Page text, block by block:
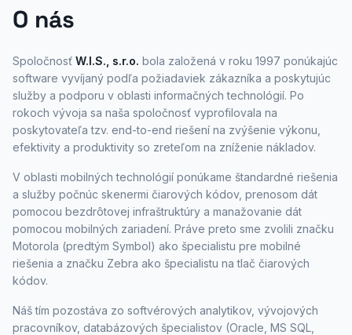
O nás
Spoločnosť W.I.S., s.r.o. bola založená v roku 1997 ponúkajúc
software vyvíjaný podľa požiadaviek zákazníka a poskytujúc
služby a podporu v oblasti informačných technológií. Po
rokoch vývoja sa naša spoločnosť vyprofilovala na
poskytovateľa tzv. end-to-end riešení na zvýšenie výkonu,
efektivity a produktivity so zreteľom na zníženie nákladov.
V oblasti mobilných technológií ponúkame štandardné riešenia
a služby počnúc skenermi čiarových kódov, prenosom dát
pomocou bezdrôtovej infraštruktúry a manažovanie dát
pomocou mobilných zariadení. Práve preto sme zvolili značku
Motorola (predtým Symbol) ako špecialistu pre mobilné
riešenia a značku Zebra ako špecialistu na tlač čiarových
kódov.
Náš tím pozostáva zo softvérových analytikov, vývojových
pracovníkov, databázových špecialistov (Oracle, MS SQL,